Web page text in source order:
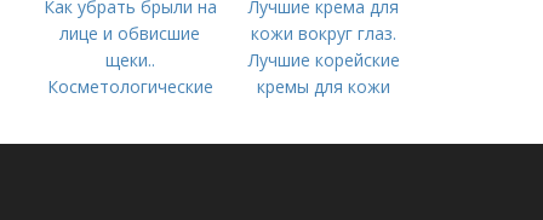
Как убрать брыли на
лице и обвисшие
щеки..
Косметологические
Лучшие крема для
кожи вокруг глаз.
Лучшие корейские
кремы для кожи
году